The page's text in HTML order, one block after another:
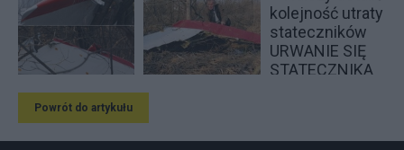
Powrót do artykułu